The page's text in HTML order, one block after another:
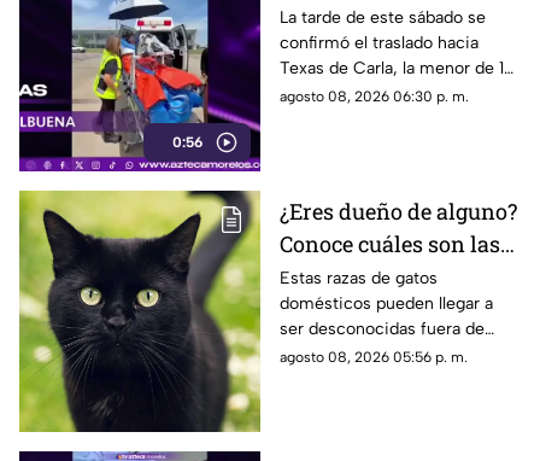
0:56
de menor que sufrió
quemadura en la
explosión de gas LP en
Cuernavaca
La tarde de este sábado se
confirmó el traslado hacia
Texas de Carla, la menor de 15
años que resultó gravemente
agosto 08, 2026 06:30 p. m.
¿Eres dueño de alguno?
Conoce cuáles son las
cinco razas más raras
de gatos domésticos en
todo el mundo
Estas razas de gatos
domésticos pueden llegar a
ser desconocidas fuera de
círculos especializados, y
agosto 08, 2026 05:56 p. m.